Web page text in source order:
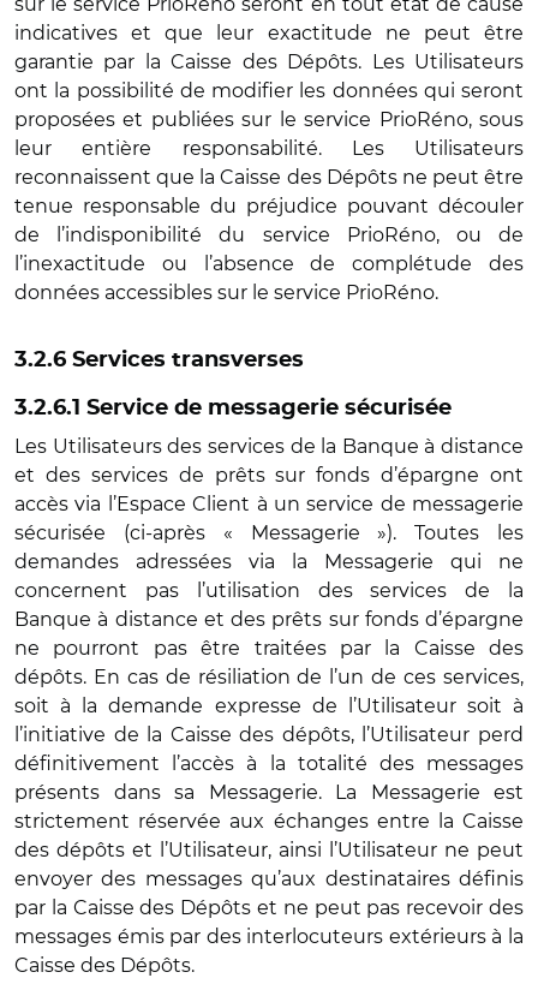
indicatives et que leur exactitude ne peut être
garantie par la Caisse des Dépôts. Les Utilisateurs
ont la possibilité de modifier les données qui seront
proposées et publiées sur le service PrioRéno, sous
leur entière responsabilité. Les Utilisateurs
reconnaissent que la Caisse des Dépôts ne peut être
tenue responsable du préjudice pouvant découler
de l’indisponibilité du service PrioRéno, ou de
l’inexactitude ou l’absence de complétude des
données accessibles sur le service PrioRéno.
3.2.6 Services transverses
3.2.6.1 Service de messagerie sécurisée
Les Utilisateurs des services de la Banque à distance
et des services de prêts sur fonds d’épargne ont
accès via l’Espace Client à un service de messagerie
sécurisée (ci-après « Messagerie »). Toutes les
demandes adressées via la Messagerie qui ne
concernent pas l’utilisation des services de la
Banque à distance et des prêts sur fonds d’épargne
ne pourront pas être traitées par la Caisse des
dépôts. En cas de résiliation de l’un de ces services,
soit à la demande expresse de l’Utilisateur soit à
l’initiative de la Caisse des dépôts, l’Utilisateur perd
définitivement l’accès à la totalité des messages
présents dans sa Messagerie. La Messagerie est
strictement réservée aux échanges entre la Caisse
des dépôts et l’Utilisateur, ainsi l’Utilisateur ne peut
envoyer des messages qu’aux destinataires définis
par la Caisse des Dépôts et ne peut pas recevoir des
messages émis par des interlocuteurs extérieurs à la
Caisse des Dépôts.